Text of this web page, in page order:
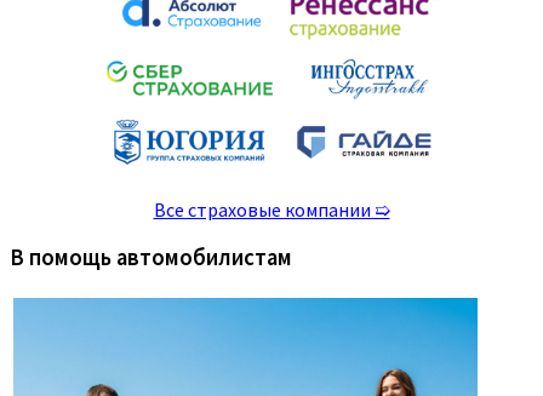
Все страховые компании ➯
В помощь автомобилистам